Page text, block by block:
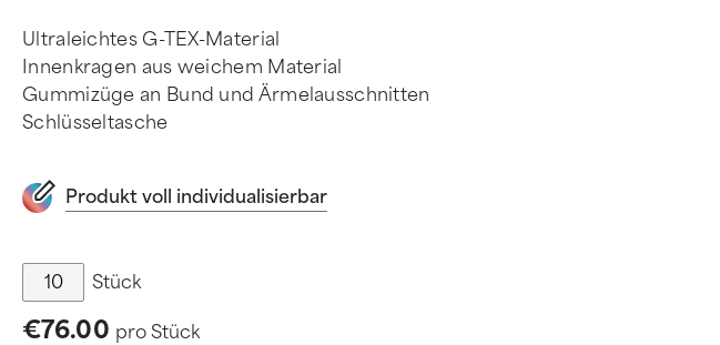
Ultraleichtes G-TEX-Material
Innenkragen aus weichem Material
Gummizüge an Bund und Ärmelausschnitten
Schlüsseltasche
Produkt voll individualisierbar
Stück
€76.00 pro Stück